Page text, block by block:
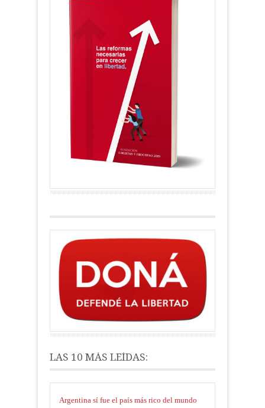
LAS 10 MÁS LEÍDAS:
Argentina sí fue el país más rico del mundo